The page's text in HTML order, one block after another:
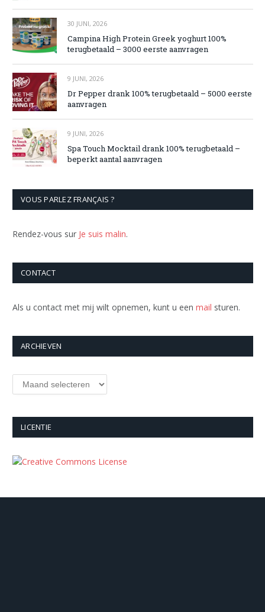
30 JUNI, 2026
Campina High Protein Greek yoghurt 100%
terugbetaald – 3000 eerste aanvragen
9 JUNI, 2026
Dr Pepper drank 100% terugbetaald – 5000 eerste
aanvragen
9 JUNI, 2026
Spa Touch Mocktail drank 100% terugbetaald –
beperkt aantal aanvragen
VOUS PARLEZ FRANÇAIS ?
Rendez-vous sur Je suis malin.
CONTACT
Als u contact met mij wilt opnemen, kunt u een mail sturen.
ARCHIEVEN
Archieven
LICENTIE